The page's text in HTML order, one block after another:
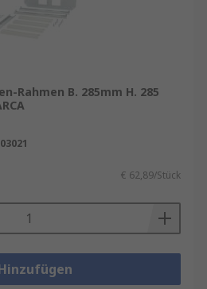
Rahmen B. 285mm H. 285
€ 62,89/Stück